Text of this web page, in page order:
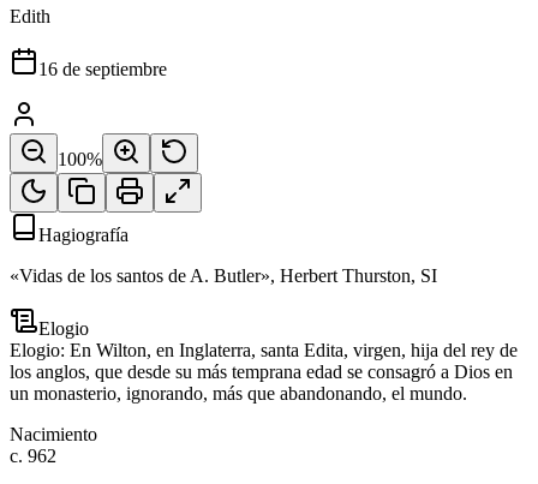
Edith
16 de septiembre
100%
Hagiografía
«Vidas de los santos de A. Butler», Herbert Thurston, SI
Elogio
Elogio: En Wilton, en Inglaterra, santa Edita, virgen, hija del rey de
los anglos, que desde su más temprana edad se consagró a Dios en
un monasterio, ignorando, más que abandonando, el mundo.
Nacimiento
c. 962